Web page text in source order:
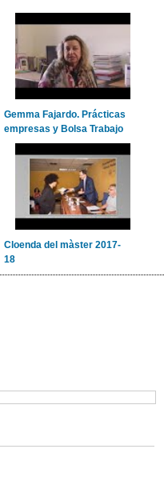
Gemma Fajardo. Prácticas
empresas y Bolsa Trabajo
Cloenda del màster 2017-
18